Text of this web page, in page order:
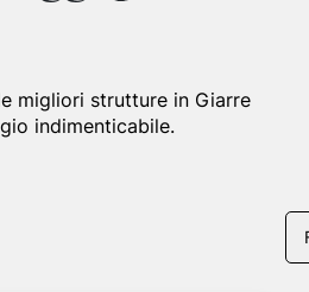
migliori strutture in Giarre
indimenticabile.